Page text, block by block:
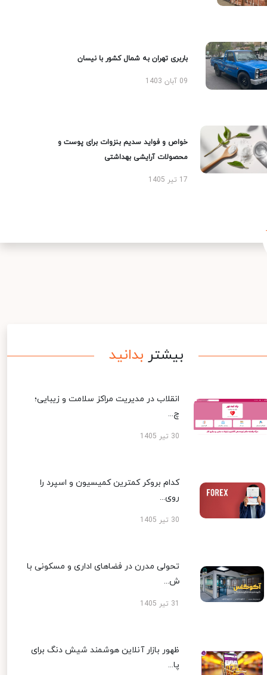
باربری تهران به شمال کشور با نیسان
09 آبان 1403
خواص و فواید سدیم بنزوات برای پوست و
محصولات آرایشی بهداشتی
17 تیر 1405
بیشتر بدانید
انقلاب در مدیریت مراکز سلامت و زیبایی؛
چ...
30 تیر 1405
کدام بروکر کمترین کمیسیون و اسپرد را
روی...
30 تیر 1405
تحولی مدرن در فضاهای اداری و مسکونی با
ش...
ظهور بازار آنلاین هوشمند شیش دنگ برای
پا...